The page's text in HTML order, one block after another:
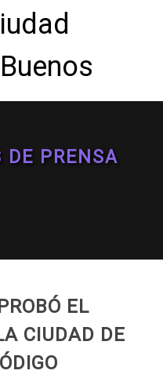
DE PRENSA
EL
CIUDAD DE